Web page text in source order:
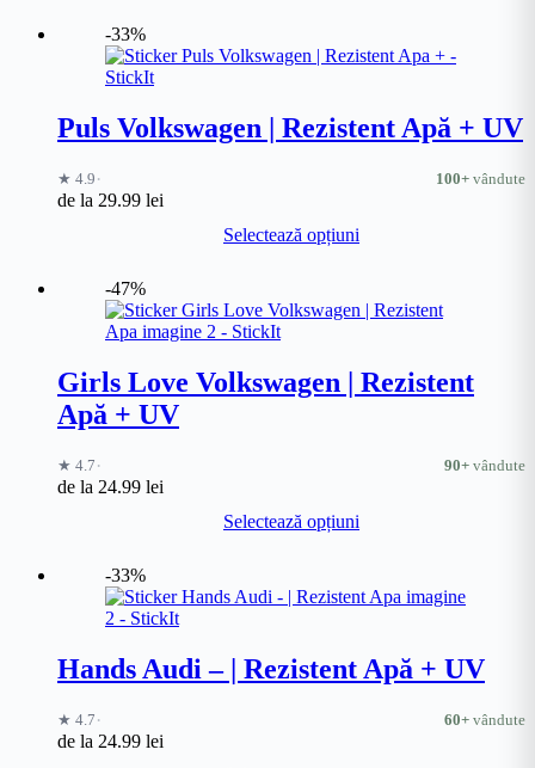
-33%
Puls Volkswagen | Rezistent Apă + UV
★ 4.9 · 100+ vândute
de la 29.99 lei
Selectează opțiuni
produs
multe
fi
-47%
Girls Love Volkswagen | Rezistent
Apă + UV
★ 4.7 · 90+ vândute
de la 24.99 lei
Selectează opțiuni
produs
multe
pot
fi
-33%
Hands Audi – | Rezistent Apă + UV
★ 4.7 · 60+ vândute
de la 24.99 lei